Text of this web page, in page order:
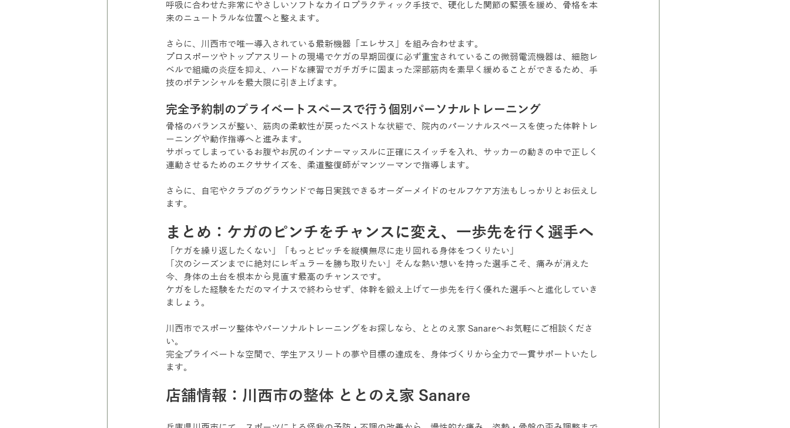
呼吸に合わせた非常にやさしいソフトなカイロプラクティック手技で、硬化した関節の緊張を緩め、骨格を本
来のニュートラルな位置へと整えます。
さらに、川西市で唯一導入されている最新機器「エレサス」を組み合わせます。
プロスポーツやトップアスリートの現場でケガの早期回復に必ず重宝されているこの微弱電流機器は、細胞レ
ベルで組織の炎症を抑え、ハードな練習でガチガチに固まった深部筋肉を素早く緩めることができるため、手
技のポテンシャルを最大限に引き上げます。
完全予約制のプライベートスペースで行う個別パーソナルトレーニング
骨格のバランスが整い、筋肉の柔軟性が戻ったベストな状態で、院内のパーソナルスペースを使った体幹トレ
ーニングや動作指導へと進みます。
サボってしまっているお腹やお尻のインナーマッスルに正確にスイッチを入れ、サッカーの動きの中で正しく
連動させるためのエクササイズを、柔道整復師がマンツーマンで指導します。
さらに、自宅やクラブのグラウンドで毎日実践できるオーダーメイドのセルフケア方法もしっかりとお伝えし
ます。
まとめ：ケガのピンチをチャンスに変え、一歩先を行く選手へ
「ケガを繰り返したくない」「もっとピッチを縦横無尽に走り回れる身体をつくりたい」
「次のシーズンまでに絶対にレギュラーを勝ち取りたい」そんな熱い想いを持った選手こそ、痛みが消えた
今、身体の土台を根本から見直す最高のチャンスです。
ケガをした経験をただのマイナスで終わらせず、体幹を鍛え上げて一歩先を行く優れた選手へと進化していき
ましょう。
川西市でスポーツ整体やパーソナルトレーニングをお探しなら、ととのえ家 Sanareへお気軽にご相談くださ
い。
完全プライベートな空間で、学生アスリートの夢や目標の達成を、身体づくりから全力で一貫サポートいたし
ます。
店舗情報：川西市の整体 ととのえ家 Sanare